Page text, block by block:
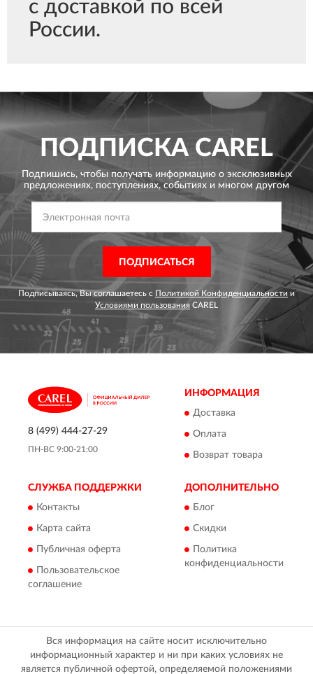
с доставкой по всей
России.
ПОДПИСКА CAREL
Подпишись, чтобы получать информацию о эксклюзивных
предложениях, поступлениях, событиях и многом другом
ПОДПИСАТЬСЯ
Подписываясь, Вы соглашаетесь с Политикой Конфиденциальности и
Условиями пользования CAREL
8 (499) 444-27-29
ПН-ВС 9:00-21:00
ИНФОРМАЦИЯ
Доставка
Оплата
Возврат товара
СЛУЖБА ПОДДЕРЖКИ
Контакты
Карта сайта
Публичная оферта
Пользовательское
соглашение
ДОПОЛНИТЕЛЬНО
Блог
Скидки
Политика
конфиденциальности
Вся информация на сайте носит исключительно
информационный характер и ни при каких условиях не
является публичной офертой, определяемой положениями